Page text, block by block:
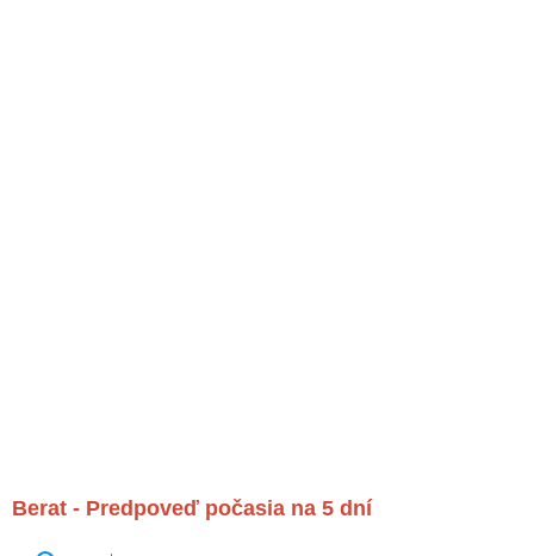
Berat - Predpoveď počasia na 5 dní